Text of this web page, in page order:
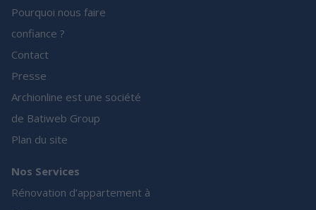
Pourquoi nous faire
confiance ?
Contact
Presse
Archionline est une société
de Batiweb Group
Plan du site
Nos Services
Rénovation d’appartement à